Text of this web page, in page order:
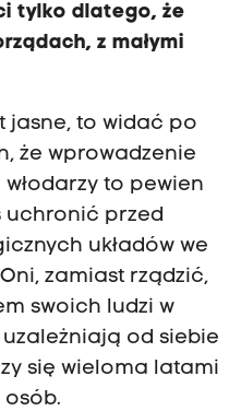
tylko dlatego, że
z małymi
jasne, to widać po
że wprowadzenie
to pewien
uchronić przed
układów we
zamiast rządzić,
swoich ludzi w
od siebie
się wieloma latami